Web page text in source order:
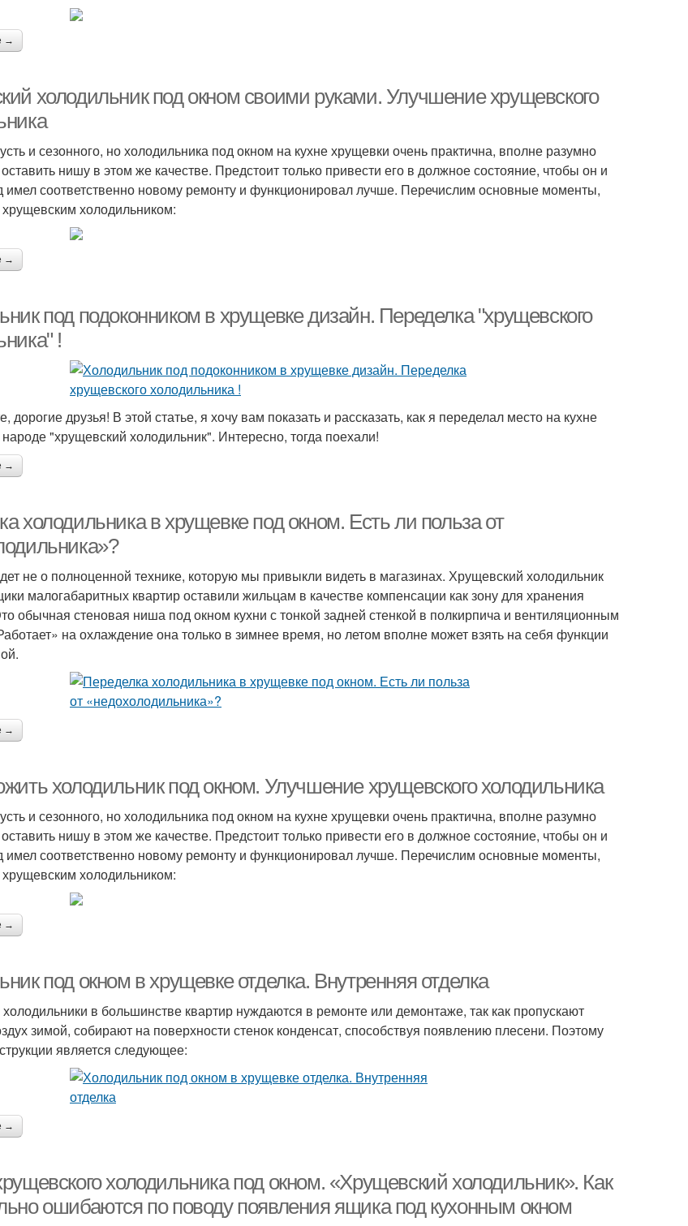
→
холодильник под окном своими руками. Улучшение хрущевского
и сезонного, но холодильника под окном на кухне хрущевки очень практична, вполне разумно
нишу в этом же качестве. Предстоит только привести его в должное состояние, чтобы он и
соответственно новому ремонту и функционировал лучше. Перечислим основные моменты,
холодильником:
→
под подоконником в хрущевке дизайн. Переделка "хрущевского
!
дорогие друзья! В этой статье, я хочу вам показать и рассказать, как я переделал место на кухне
"хрущевский холодильник". Интересно, тогда поехали!
→
холодильника в хрущевке под окном. Есть ли польза от
не о полноценной технике, которую мы привыкли видеть в магазинах. Хрущевский холодильник
малогабаритных квартир оставили жильцам в качестве компенсации как зону для хранения
обычная стеновая ниша под окном кухни с тонкой задней стенкой в полкирпича и вентиляционным
на охлаждение она только в зимнее время, но летом вполне может взять на себя функции
→
холодильник под окном. Улучшение хрущевского холодильника
и сезонного, но холодильника под окном на кухне хрущевки очень практична, вполне разумно
нишу в этом же качестве. Предстоит только привести его в должное состояние, чтобы он и
соответственно новому ремонту и функционировал лучше. Перечислим основные моменты,
холодильником:
→
под окном в хрущевке отделка. Внутренняя отделка
в большинстве квартир нуждаются в ремонте или демонтаже, так как пропускают
зимой, собирают на поверхности стенок конденсат, способствуя появлению плесени. Поэтому
является следующее:
→
холодильника под окном. «Хрущевский холодильник». Как
ошибаются по поводу появления ящика под кухонным окном